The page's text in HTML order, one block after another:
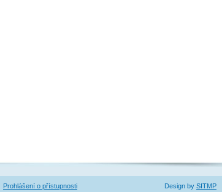
Prohlášení o přístupnosti Design by SITMP